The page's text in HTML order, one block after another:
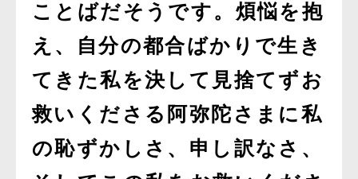
ことばだそうです。煩悩を抱
え、自分の都合ばかりで生き
てきた私を決して見捨てずお
救いくださる阿弥陀さまに私
の恥ずかしさ、申し訳なさ、